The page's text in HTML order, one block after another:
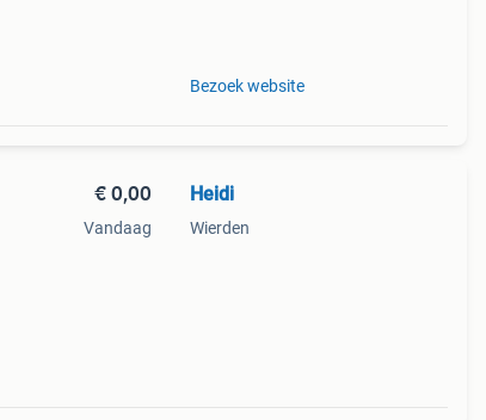
Bezoek website
€ 0,00
Vandaag
Heidi
Wierden